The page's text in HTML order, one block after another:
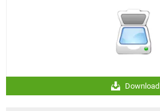
Download